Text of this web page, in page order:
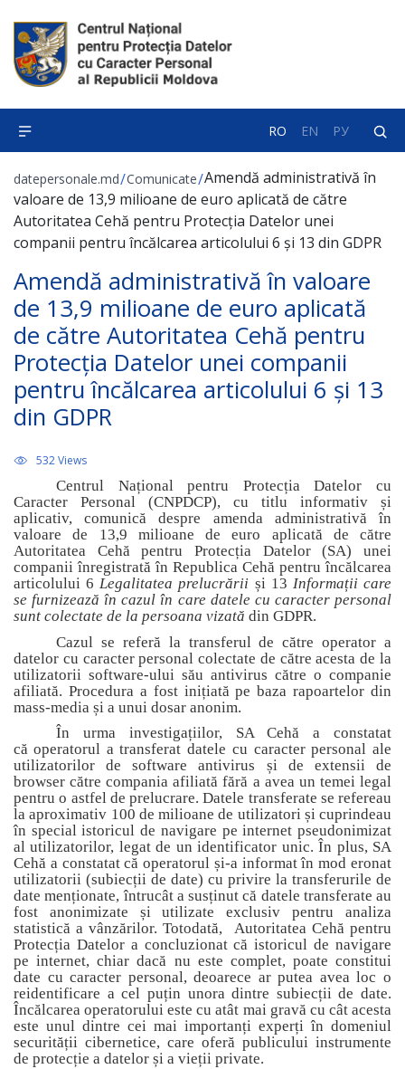
RO EN РУ
datepersonale.md/Comunicate/Amendă administrativă în
valoare de 13,9 milioane de euro aplicată de către
Autoritatea Cehă pentru Protecția Datelor unei
companii pentru încălcarea articolului 6 și 13 din GDPR
Amendă administrativă în valoare
de 13,9 milioane de euro aplicată
de către Autoritatea Cehă pentru
Protecția Datelor unei companii
pentru încălcarea articolului 6 și 13
din GDPR
532 Views
Centrul Național pentru Protecția Datelor cu
Caracter Personal (CNPDCP), cu titlu informativ și
aplicativ, comunică despre amenda administrativă în
valoare de 13,9 milioane de euro aplicată de către
Autoritatea Cehăpentru Protecția Datelor (SA) unei
companii înregistrată în Republica Cehă pentru încălcarea
articolului 6Legalitatea prelucrării și 13 Informații care
se furnizează în cazul în care datele cu caracter personal
sunt colectate de la persoana vizată din GDPR.
Cazul se referă la transferul de către operator a
datelor cu caracter personal colectate de către acesta de la
utilizatorii software-ului său antivirus către o companie
afiliată. Procedura a fost inițiată pe baza rapoartelor din
mass-media și a unui dosar anonim.
În urma investigațiilor, SA Cehă a constatat
că operatorul a transferat datele cu caracter personal ale
utilizatorilor de software antivirus și de extensii de
browser către compania afiliată fără a avea un temei legal
pentru o astfel de prelucrare. Datele transferate se refereau
la aproximativ 100 de milioane de utilizatori și cuprindeau
în special istoricul de navigare pe internet pseudonimizat
al utilizatorilor, legat de un identificator unic. În plus, SA
Cehă a constatat că operatorul și-a informat în mod eronat
utilizatorii (subiecții de date) cu privire la transferurile de
date menționate, întrucât a susținut că datele transferate au
fost anonimizate și utilizate exclusiv pentru analiza
statistică a vânzărilor. Totodată, Autoritatea Cehăpentru
Protecția Datelor a concluzionat că istoricul de navigare
pe internet, chiar dacă nu este complet, poate constitui
date cu caracter personal, deoarece ar putea avea loc o
reidentificare a cel puțin unora dintre subiecții de date.
Încălcarea operatorului este cu atât mai gravă cu cât acesta
este unul dintre cei mai importanți experți în domeniul
securității cibernetice, care oferă publicului instrumente
de protecție a datelor și a vieții private.